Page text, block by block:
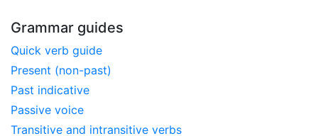
Grammar guides
Quick verb guide
Present (non-past)
Past indicative
Passive voice
Transitive and intransitive verbs